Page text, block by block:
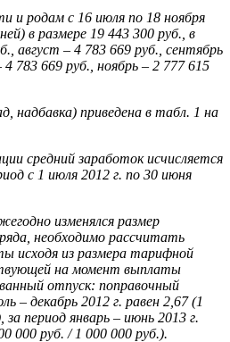
и родам с 16 июля по 18 ноября
в размере 19 443 300 руб., в
август – 4 783 669 руб., сентябрь
783 669 руб., ноябрь – 2 777 615
надбавка) приведена в табл. 1 на
средний заработок исчисляется
с 1 июля 2012 г. по 30 июня
изменялся размер
необходимо рассчитать
исходя из размера тарифной
на момент выплаты
отпуск: поправочный
– декабрь 2012 г. равен 2,67 (1
период январь – июнь 2013 г.
000 руб. / 1 000 000 руб.).